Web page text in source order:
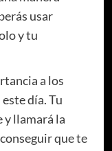
usar
y tu
a los
día. Tu
llamará la
que te